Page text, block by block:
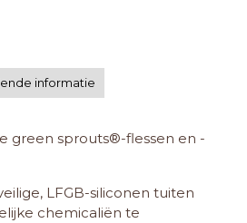
informatie
green sprouts®-flessen en -
LFGB-siliconen tuiten
chemicaliën te